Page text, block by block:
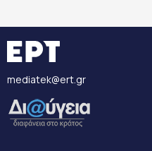
mediatek@ert.gr